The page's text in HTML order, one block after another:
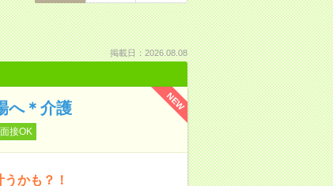
掲載日：2026.08.08
NEW
へ＊介護
接OK
かも？！